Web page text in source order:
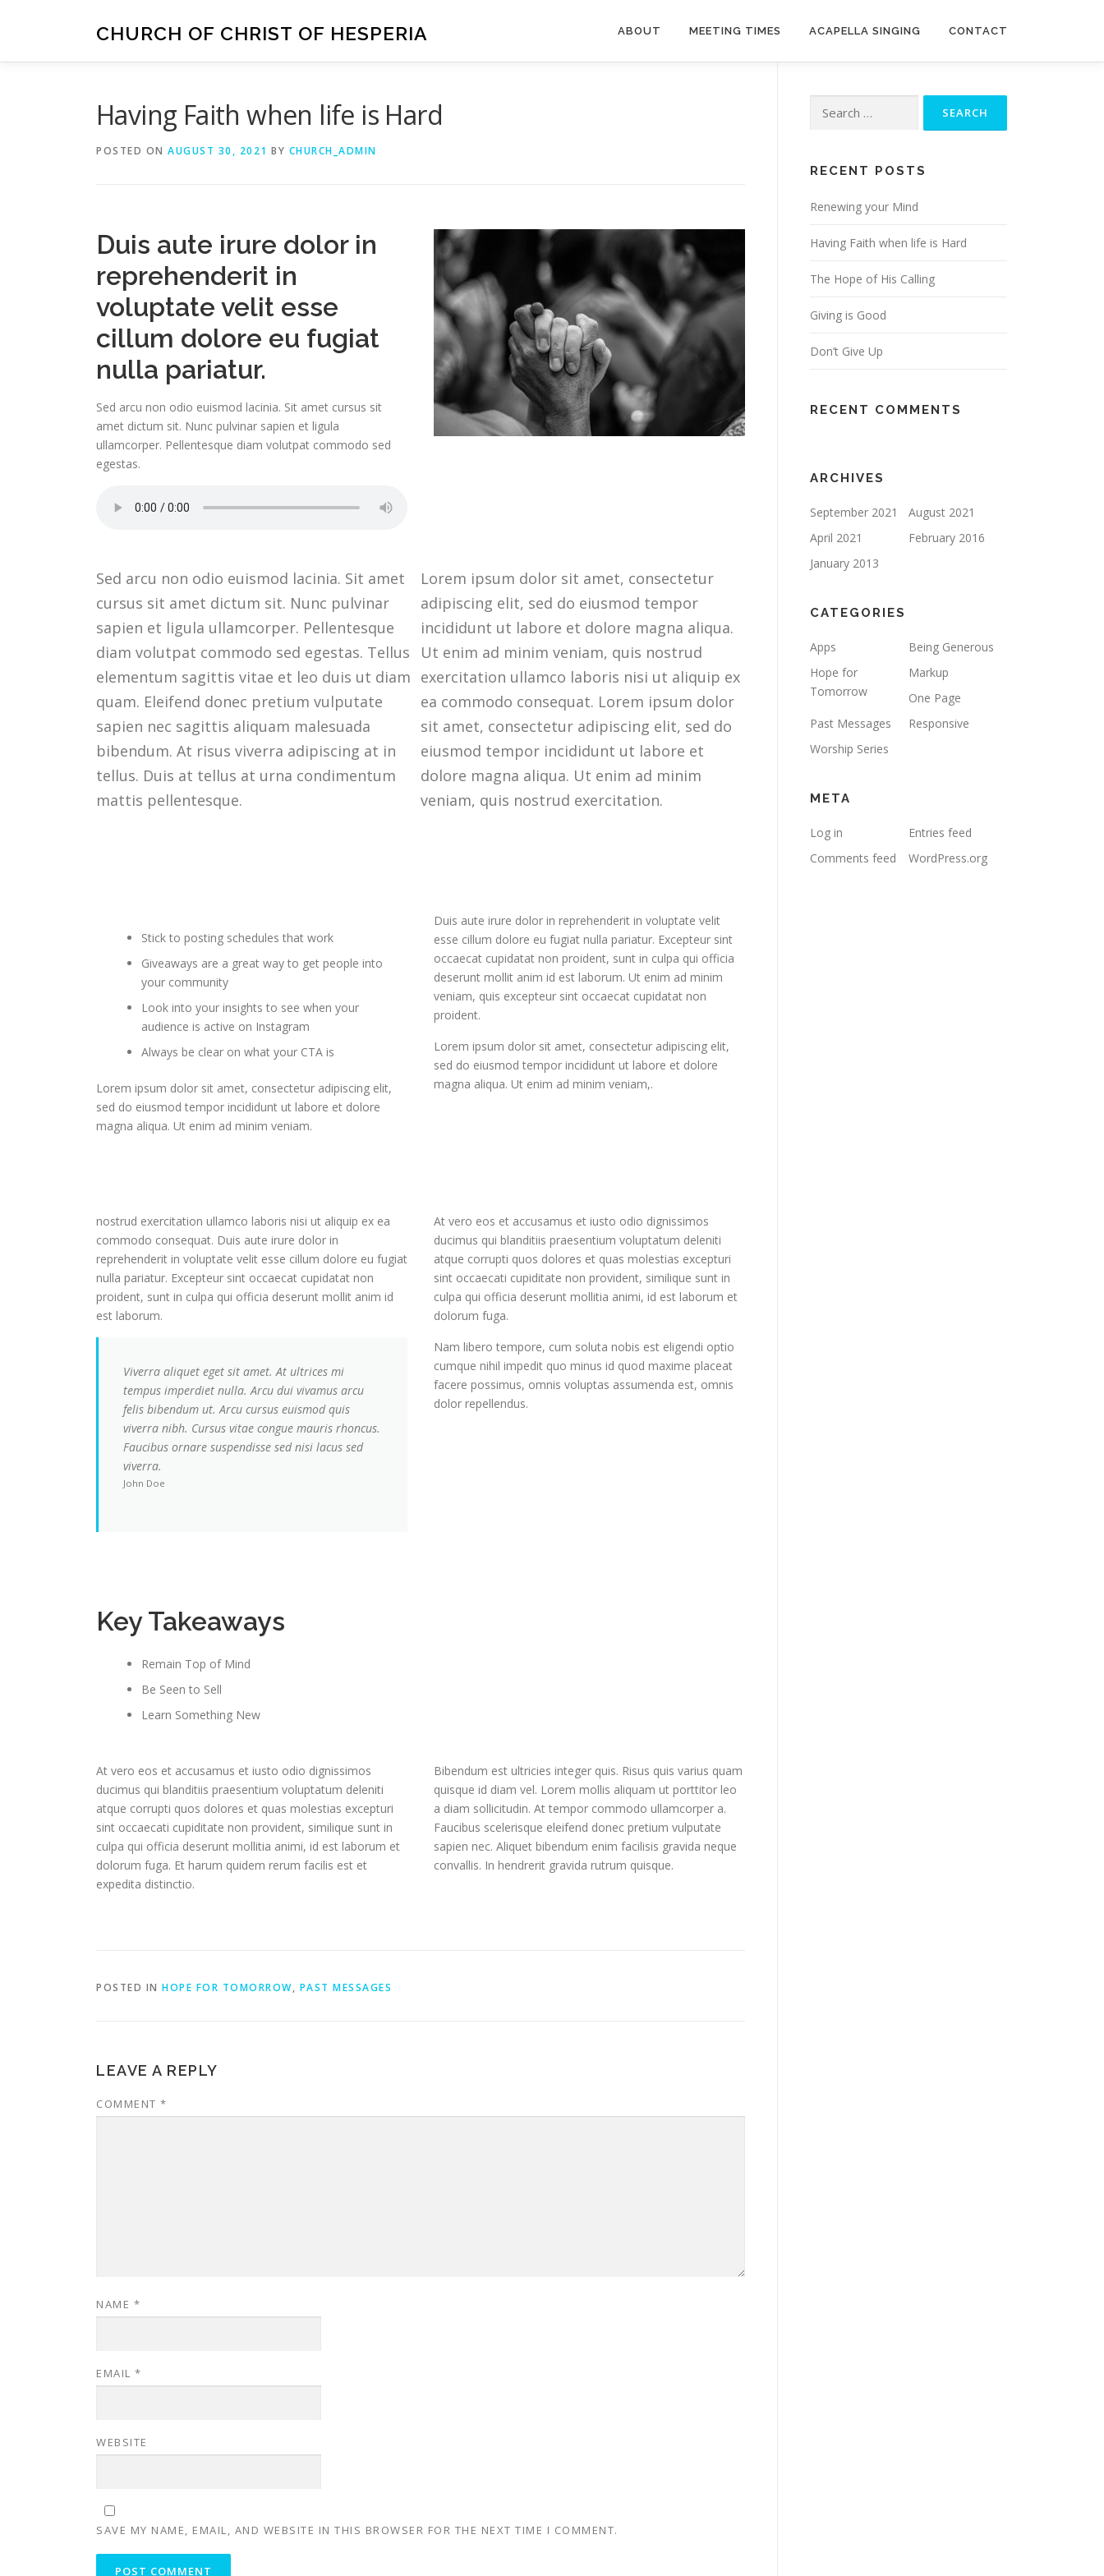
CHURCH OF CHRIST OF HESPERIA ABOUT MEETING TIMES ACAPELLA SINGING CONTACT
Having Faith when life is Hard
POSTED ON AUGUST 30, 2021 BY CHURCH_ADMIN
Duis aute irure dolor in
reprehenderit in
voluptate velit esse
cillum dolore eu fugiat
nulla pariatur.
Sed arcu non odio euismod lacinia. Sit amet cursus sit
amet dictum sit. Nunc pulvinar sapien et ligula
ullamcorper. Pellentesque diam volutpat commodo sed
egestas.
Sed arcu non odio euismod lacinia. Sit amet
cursus sit amet dictum sit. Nunc pulvinar
sapien et ligula ullamcorper. Pellentesque
diam volutpat commodo sed egestas. Tellus
elementum sagittis vitae et leo duis ut diam
quam. Eleifend donec pretium vulputate
sapien nec sagittis aliquam malesuada
bibendum. At risus viverra adipiscing at in
tellus. Duis at tellus at urna condimentum
mattis pellentesque.
Lorem ipsum dolor sit amet, consectetur
adipiscing elit, sed do eiusmod tempor
incididunt ut labore et dolore magna aliqua.
Ut enim ad minim veniam, quis nostrud
exercitation ullamco laboris nisi ut aliquip ex
ea commodo consequat. Lorem ipsum dolor
sit amet, consectetur adipiscing elit, sed do
eiusmod tempor incididunt ut labore et
dolore magna aliqua. Ut enim ad minim
veniam, quis nostrud exercitation.
Stick to posting schedules that work
Giveaways are a great way to get people into
your community
Look into your insights to see when your
audience is active on Instagram
Always be clear on what your CTA is
Lorem ipsum dolor sit amet, consectetur adipiscing elit,
sed do eiusmod tempor incididunt ut labore et dolore
magna aliqua. Ut enim ad minim veniam.
Duis aute irure dolor in reprehenderit in voluptate velit
esse cillum dolore eu fugiat nulla pariatur. Excepteur sint
occaecat cupidatat non proident, sunt in culpa qui officia
deserunt mollit anim id est laborum. Ut enim ad minim
veniam, quis excepteur sint occaecat cupidatat non
proident.
Lorem ipsum dolor sit amet, consectetur adipiscing elit,
sed do eiusmod tempor incididunt ut labore et dolore
magna aliqua. Ut enim ad minim veniam,.
nostrud exercitation ullamco laboris nisi ut aliquip ex ea
commodo consequat. Duis aute irure dolor in
reprehenderit in voluptate velit esse cillum dolore eu fugiat
nulla pariatur. Excepteur sint occaecat cupidatat non
proident, sunt in culpa qui officia deserunt mollit anim id
est laborum.
Viverra aliquet eget sit amet. At ultrices mi
tempus imperdiet nulla. Arcu dui vivamus arcu
felis bibendum ut. Arcu cursus euismod quis
viverra nibh. Cursus vitae congue mauris rhoncus.
Faucibus ornare suspendisse sed nisi lacus sed
viverra.
John Doe
At vero eos et accusamus et iusto odio dignissimos
ducimus qui blanditiis praesentium voluptatum deleniti
atque corrupti quos dolores et quas molestias excepturi
sint occaecati cupiditate non provident, similique sunt in
culpa qui officia deserunt mollitia animi, id est laborum et
dolorum fuga.
Nam libero tempore, cum soluta nobis est eligendi optio
cumque nihil impedit quo minus id quod maxime placeat
facere possimus, omnis voluptas assumenda est, omnis
dolor repellendus.
Key Takeaways
Remain Top of Mind
Be Seen to Sell
Learn Something New
At vero eos et accusamus et iusto odio dignissimos
ducimus qui blanditiis praesentium voluptatum deleniti
atque corrupti quos dolores et quas molestias excepturi
sint occaecati cupiditate non provident, similique sunt in
culpa qui officia deserunt mollitia animi, id est laborum et
dolorum fuga. Et harum quidem rerum facilis est et
expedita distinctio.
Bibendum est ultricies integer quis. Risus quis varius quam
quisque id diam vel. Lorem mollis aliquam ut porttitor leo
a diam sollicitudin. At tempor commodo ullamcorper a.
Faucibus scelerisque eleifend donec pretium vulputate
sapien nec. Aliquet bibendum enim facilisis gravida neque
convallis. In hendrerit gravida rutrum quisque.
POSTED IN HOPE FOR TOMORROW, PAST MESSAGES
LEAVE A REPLY
COMMENT *
NAME *
EMAIL *
WEBSITE
SAVE MY NAME, EMAIL, AND WEBSITE IN THIS BROWSER FOR THE NEXT TIME I COMMENT.
for:
RECENT POSTS
Renewing your Mind
Having Faith when life is Hard
The Hope of His Calling
Giving is Good
Don’t Give Up
RECENT COMMENTS
ARCHIVES
September 2021
August 2021
April 2021
February 2016
January 2013
CATEGORIES
Apps
Being Generous
Hope for
Tomorrow
Markup
One Page
Past Messages
Responsive
Worship Series
META
Log in
Entries feed
Comments feed
WordPress.org